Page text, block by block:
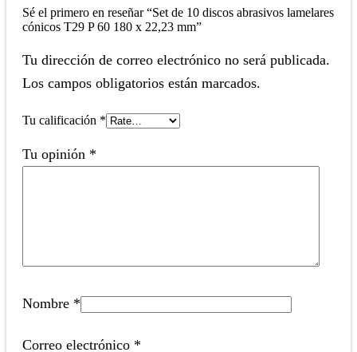
Sé el primero en reseñar “Set de 10 discos abrasivos lamelares
cónicos T29 P 60 180 x 22,23 mm”
Tu dirección de correo electrónico no será publicada.
Los campos obligatorios están marcados.
Tu calificación *
Tu opinión *
Nombre *
Correo electrónico *